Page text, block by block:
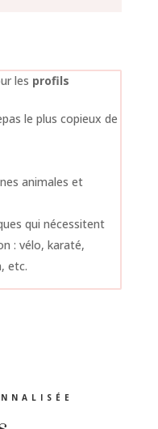
les profils
le plus copieux de
animales et
qui nécessitent
: vélo, karaté,
etc.